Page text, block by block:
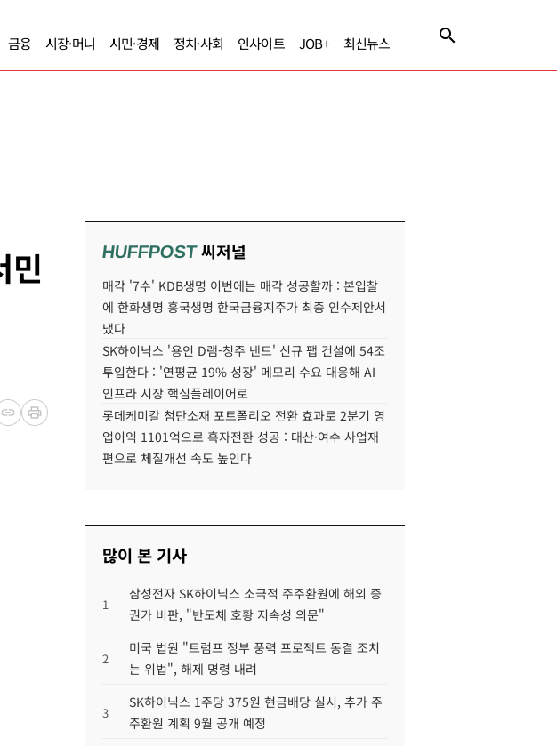
금융 시장·머니 시민·경제 정치·사회 인사이트 JOB+ 최신뉴스
민
HUFFPOST씨저널
매각 '7수' KDB생명 이번에는 매각 성공할까 : 본입찰
에 한화생명 흥국생명 한국금융지주가 최종 인수제안서
냈다
SK하이닉스 '용인 D램-청주 낸드' 신규 팹 건설에 54조
투입한다 : '연평균 19% 성장' 메모리 수요 대응해 AI
인프라 시장 핵심플레이어로
롯데케미칼 첨단소재 포트폴리오 전환 효과로 2분기 영
업이익 1101억으로 흑자전환 성공 : 대산·여수 사업재
편으로 체질개선 속도 높인다
많이 본 기사
1
삼성전자 SK하이닉스 소극적 주주환원에 해외 증
권가 비판, "반도체 호황 지속성 의문"
2
미국 법원 "트럼프 정부 풍력 프로젝트 동결 조치
는 위법", 해제 명령 내려
3
SK하이닉스 1주당 375원 현금배당 실시, 추가 주
주환원 계획 9월 공개 예정